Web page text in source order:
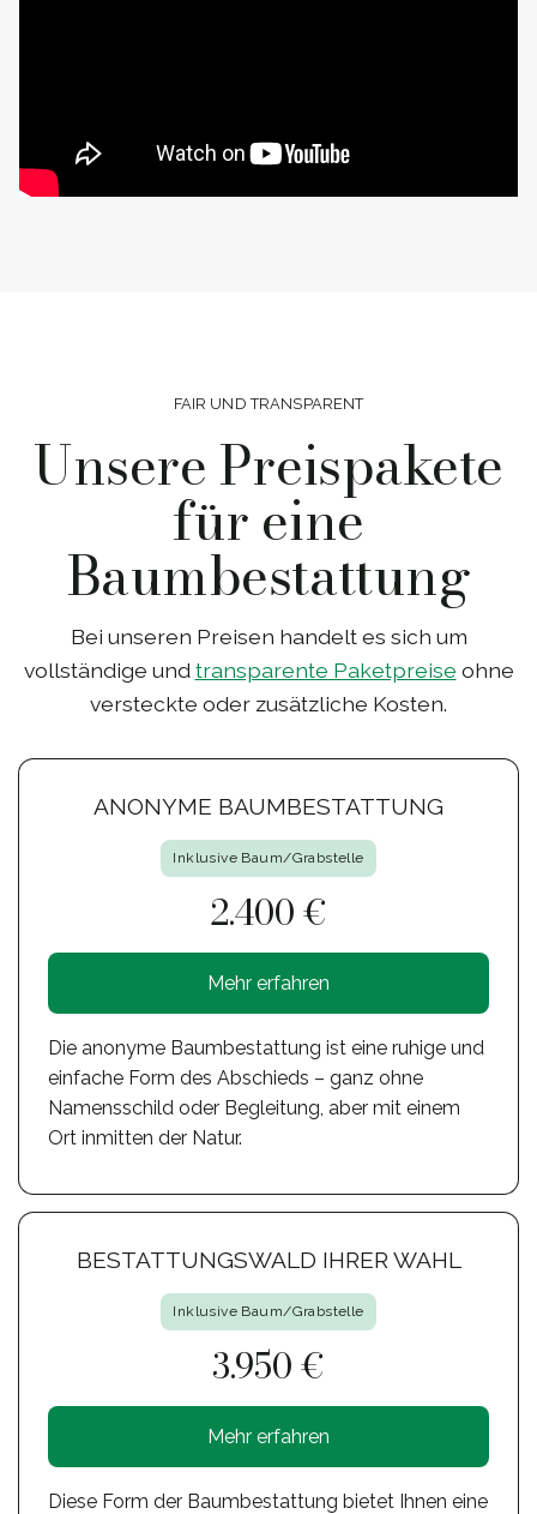
FAIR UND TRANSPARENT
Unsere Preispakete
für eine
Baumbestattung
Bei unseren Preisen handelt es sich um
vollständige und transparente Paketpreise ohne
versteckte oder zusätzliche Kosten.
ANONYME BAUMBESTATTUNG
Inklusive Baum/Grabstelle
2.400 €
Mehr erfahren
Die anonyme Baumbestattung ist eine ruhige und
einfache Form des Abschieds – ganz ohne
Namensschild oder Begleitung, aber mit einem
Ort inmitten der Natur.
BESTATTUNGSWALD IHRER WAHL
Inklusive Baum/Grabstelle
3.950 €
Mehr erfahren
Diese Form der Baumbestattung bietet Ihnen eine